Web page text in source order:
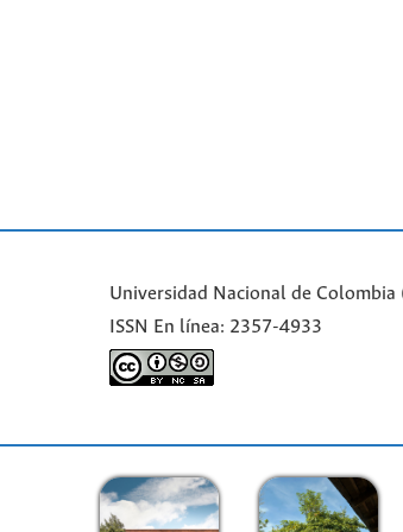
Universidad Nacional de
ISSN En línea: 2357-4933